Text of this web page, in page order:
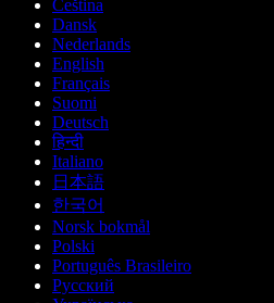
Čeština
Dansk
Nederlands
English
Français
Suomi
Deutsch
हिन्दी
Italiano
日本語
한국어
Norsk bokmål
Polski
Português Brasileiro
Русский